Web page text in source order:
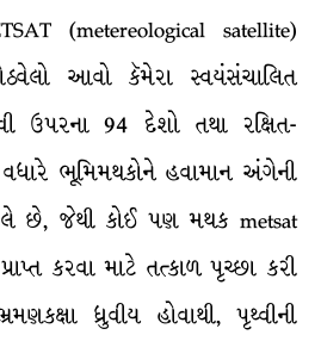
(metereological satellite)
આવો કૅમેરા સ્વયંસંચાલિત
ઉપરના 94 દેશો તથા રક્ષિત-
વધારે ભૂમિમથકોને હવામાન અંગેની
છે, જેથી કોઈ પણ મથક metsat
કરવા માટે તત્કાળ પૃચ્છા કરી
ધ્રુવીય હોવાથી, પૃથ્વીની